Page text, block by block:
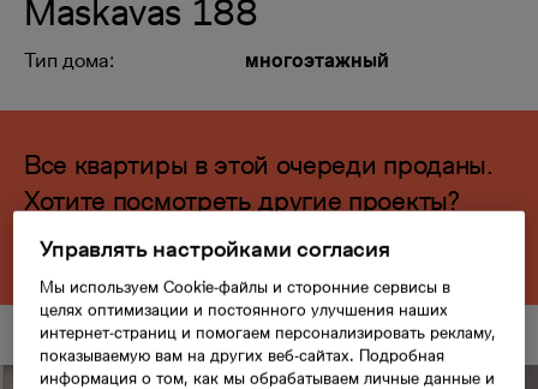
Maskavas 188
Тип дома: многоэтажный
Все квартиры в этой очереди проданы.
Хотите посмотреть другие проекты?
Посмотреть
Управлять настройками согласия
Мы используем Cookie-файлы и сторонние сервисы в
целях оптимизации и постоянного улучшения наших
интернет-страниц и помогаем персонализировать рекламу,
показываемую вам на других веб-сайтах. Подробная
информация о том, как мы обрабатываем личные данные и